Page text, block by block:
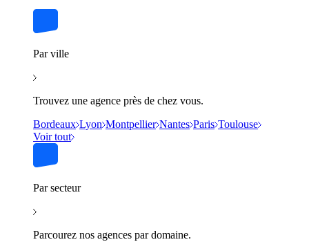
Par ville
Trouvez une agence près de chez vous.
Bordeaux Lyon Montpellier Nantes Paris Toulouse
Voir tout
Par secteur
Parcourez nos agences par domaine.